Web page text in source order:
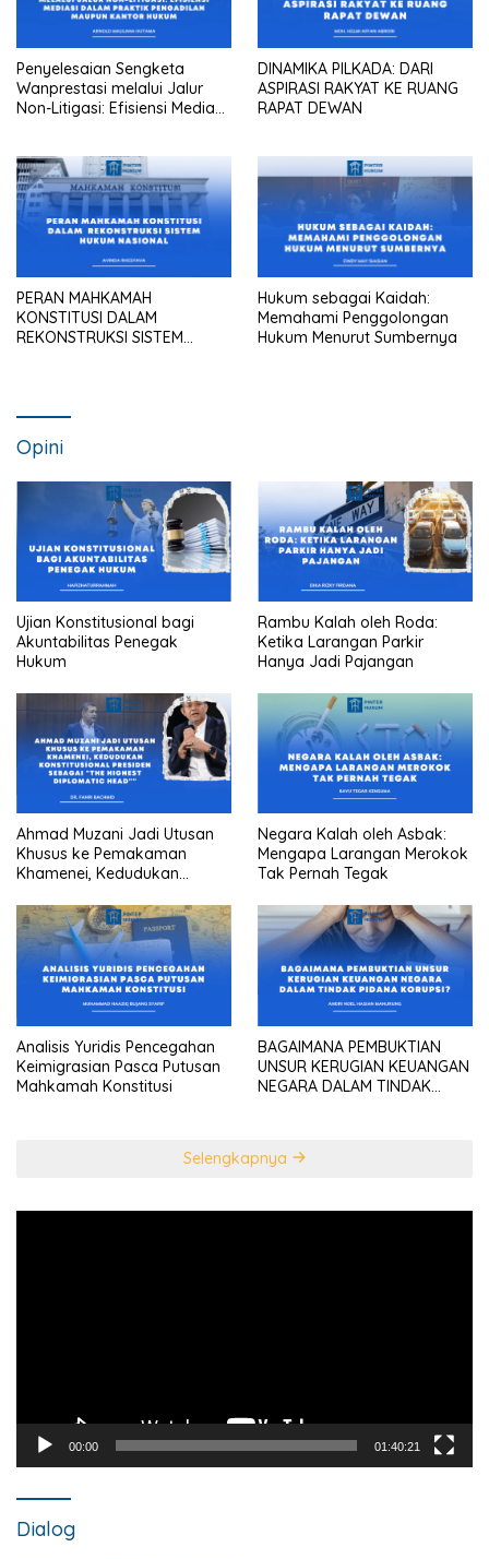
Penyelesaian Sengketa
Wanprestasi melalui Jalur
Non-Litigasi: Efisiensi Mediasi
DINAMIKA PILKADA: DARI
ASPIRASI RAKYAT KE RUANG
RAPAT DEWAN
PERAN MAHKAMAH
KONSTITUSI DALAM
REKONSTRUKSI SISTEM
Hukum sebagai Kaidah:
Memahami Penggolongan
Hukum Menurut Sumbernya
Opini
Ujian Konstitusional bagi
Akuntabilitas Penegak
Hukum
Rambu Kalah oleh Roda:
Ketika Larangan Parkir
Hanya Jadi Pajangan
Ahmad Muzani Jadi Utusan
Khusus ke Pemakaman
Khamenei, Kedudukan
sebagai “the highest
diplomatic head””
Negara Kalah oleh Asbak:
Mengapa Larangan Merokok
Tak Pernah Tegak
Analisis Yuridis Pencegahan
Keimigrasian Pasca Putusan
Mahkamah Konstitusi
BAGAIMANA PEMBUKTIAN
UNSUR KERUGIAN KEUANGAN
NEGARA DALAM TINDAK
Selengkapnya
00:00 01:40:21
Dialog